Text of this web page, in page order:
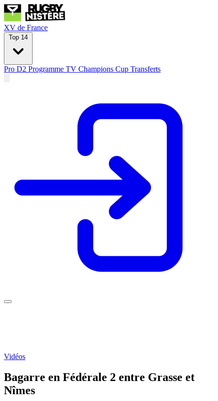
XV de France
Top 14
Pro D2 Programme TV Champions Cup Transferts
Vidéos
Bagarre en Fédérale 2 entre Grasse et
Nîmes